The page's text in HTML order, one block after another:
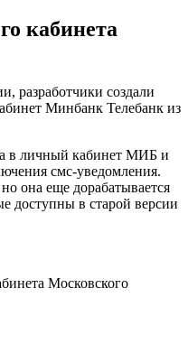
кабинета
разработчики создали
Минбанк Телебанк из
в личный кабинет МИБ и
смс-уведомления.
она еще дорабатывается
доступны в старой версии
Московского